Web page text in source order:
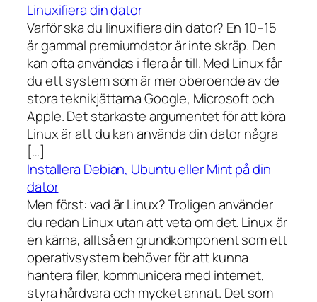
Linuxifiera din dator
Varför ska du linuxifiera din dator? En 10–15
år gammal premiumdator är inte skräp. Den
kan ofta användas i flera år till. Med Linux får
du ett system som är mer oberoende av de
stora teknikjättarna Google, Microsoft och
Apple. Det starkaste argumentet för att köra
Linux är att du kan använda din dator några
[…]
Installera Debian, Ubuntu eller Mint på din
dator
Men först: vad är Linux? Troligen använder
du redan Linux utan att veta om det. Linux är
en kärna, alltså en grundkomponent som ett
operativsystem behöver för att kunna
hantera filer, kommunicera med internet,
styra hårdvara och mycket annat. Det som